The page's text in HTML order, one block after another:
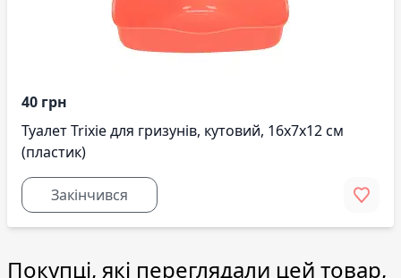
40 грн
Туалет Trixie для гризунів, кутовий, 16x7x12 см
(пластик)
Закінчився
Покупці, які переглядали цей товар,